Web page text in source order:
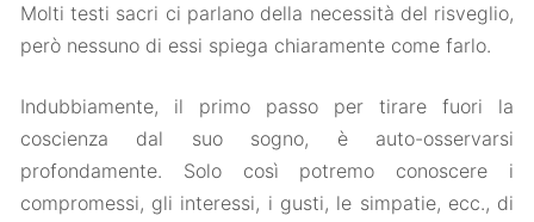
Molti testi sacri ci parlano della necessità del risveglio,
però nessuno di essi spiega chiaramente come farlo.
Indubbiamente, il primo passo per tirare fuori la
coscienza dal suo sogno, è auto-osservarsi
profondamente. Solo così potremo conoscere i
compromessi, gli interessi, i gusti, le simpatie, ecc., di